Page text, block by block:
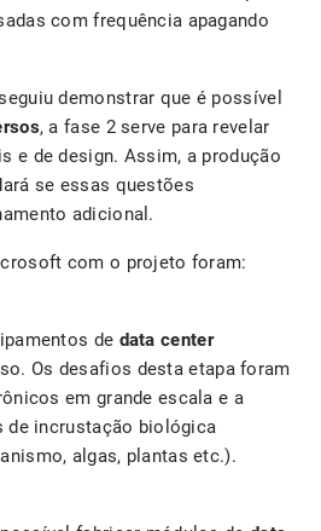
com frequência apagando
demonstrar que é possível
, a fase 2 serve para revelar
e de design. Assim, a produção
se essas questões
adicional.
com o projeto foram:
de data center
Os desafios desta etapa foram
em grande escala e a
incrustação biológica
algas, plantas etc.).